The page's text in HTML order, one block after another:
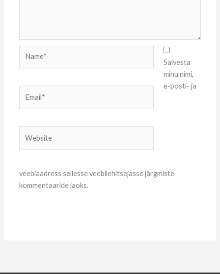
Salvesta
minu nimi,
e-posti- ja
veebiaadress sellesse veebilehitsejasse järgmiste
kommentaaride jaoks.